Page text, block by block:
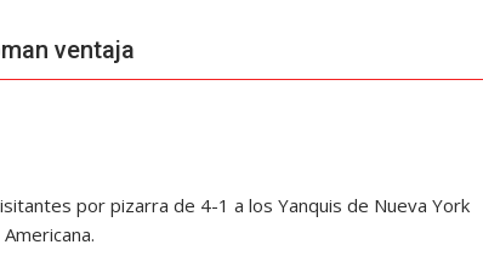
ventaja
por pizarra de 4-1 a los Yanquis de Nueva York